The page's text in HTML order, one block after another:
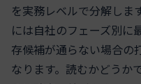
を実務レベルで分解しま
には自社のフェーズ別に
存候補が通らない場合の
なります。読むかどうか